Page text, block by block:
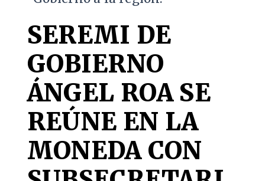
SEREMI DE
GOBIERNO
ÁNGEL ROA SE
REÚNE EN LA
MONEDA CON